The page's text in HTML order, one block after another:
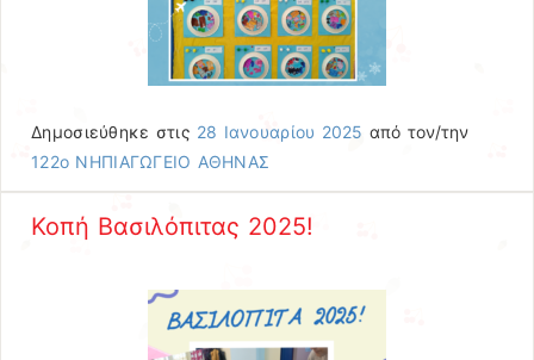
Δημοσιεύθηκε στις 28 Ιανουαρίου 2025 από τον/την
122ο ΝΗΠΙΑΓΩΓΕΙΟ ΑΘΗΝΑΣ
Κοπή Βασιλόπιτας 2025!